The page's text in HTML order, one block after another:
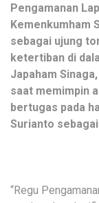
Pengamanan
Kemenkumham
sebagai ujung
ketertiban di
Japaham
saat memimpin
bertugas pada
Surianto
“Regu